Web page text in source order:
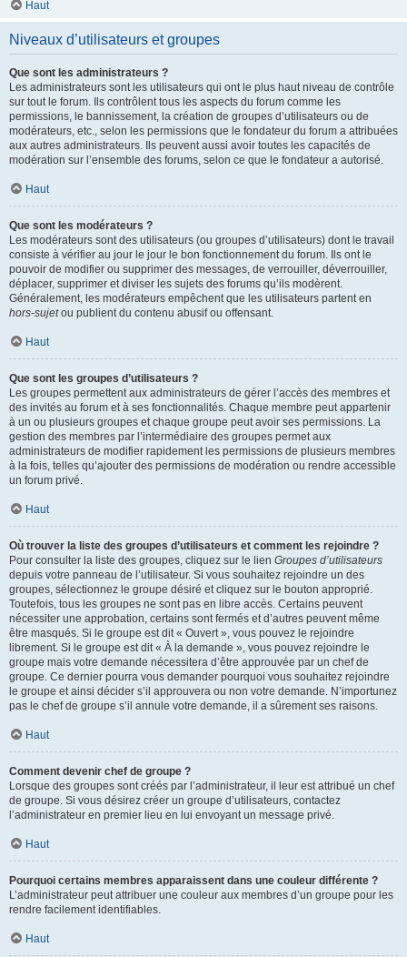
Haut
Niveaux d’utilisateurs et groupes
Que sont les administrateurs ?
Les administrateurs sont les utilisateurs qui ont le plus haut niveau de contrôle
sur tout le forum. Ils contrôlent tous les aspects du forum comme les
permissions, le bannissement, la création de groupes d’utilisateurs ou de
modérateurs, etc., selon les permissions que le fondateur du forum a attribuées
aux autres administrateurs. Ils peuvent aussi avoir toutes les capacités de
modération sur l’ensemble des forums, selon ce que le fondateur a autorisé.
Haut
Que sont les modérateurs ?
Les modérateurs sont des utilisateurs (ou groupes d’utilisateurs) dont le travail
consiste à vérifier au jour le jour le bon fonctionnement du forum. Ils ont le
pouvoir de modifier ou supprimer des messages, de verrouiller, déverrouiller,
déplacer, supprimer et diviser les sujets des forums qu’ils modèrent.
Généralement, les modérateurs empêchent que les utilisateurs partent en
hors-sujetou publient du contenu abusif ou offensant.
Haut
Que sont les groupes d’utilisateurs ?
Les groupes permettent aux administrateurs de gérer l’accès des membres et
des invités au forum et à ses fonctionnalités. Chaque membre peut appartenir
à un ou plusieurs groupes et chaque groupe peut avoir ses permissions. La
gestion des membres par l’intermédiaire des groupes permet aux
administrateurs de modifier rapidement les permissions de plusieurs membres
à la fois, telles qu’ajouter des permissions de modération ou rendre accessible
un forum privé.
Haut
Où trouver la liste des groupes d’utilisateurs et comment les rejoindre ?
Pour consulter la liste des groupes, cliquez sur le lien Groupes d’utilisateurs
depuis votre panneau de l’utilisateur. Si vous souhaitez rejoindre un des
groupes, sélectionnez le groupe désiré et cliquez sur le bouton approprié.
Toutefois, tous les groupes ne sont pas en libre accès. Certains peuvent
nécessiter une approbation, certains sont fermés et d’autres peuvent même
être masqués. Si le groupe est dit « Ouvert », vous pouvez le rejoindre
librement. Si le groupe est dit « À la demande », vous pouvez rejoindre le
groupe mais votre demande nécessitera d’être approuvée par un chef de
groupe. Ce dernier pourra vous demander pourquoi vous souhaitez rejoindre
le groupe et ainsi décider s’il approuvera ou non votre demande. N’importunez
pas le chef de groupe s’il annule votre demande, il a sûrement ses raisons.
Haut
Comment devenir chef de groupe ?
Lorsque des groupes sont créés par l’administrateur, il leur est attribué un chef
de groupe. Si vous désirez créer un groupe d’utilisateurs, contactez
l’administrateur en premier lieu en lui envoyant un message privé.
Haut
Pourquoi certains membres apparaissent dans une couleur différente ?
L’administrateur peut attribuer une couleur aux membres d’un groupe pour les
rendre facilement identifiables.
Haut